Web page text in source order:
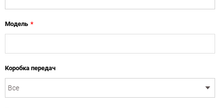
Модель *
Коробка передач